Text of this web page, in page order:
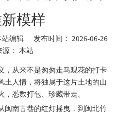
模样
编辑 发布时间： 2026-06-26
： 本站
，从来不是匆匆走马观花的打卡
土人情，将独属于这片土地的山
悉数打包、珍藏带走。
闽南古巷的红灯摇曳，到闽北竹